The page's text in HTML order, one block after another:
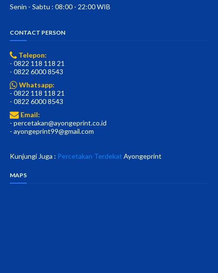
Senin - Sabtu : 08:00 - 22:00 WIB
CONTACT PERSON
Telepon:
- 0822 118 118 21
- 0822 6000 8543
Whatsapp:
- 0822 118 118 21
- 0822 6000 8543
Email:
- percetakan@ayongeprint.co.id
- ayongeprint99@gmail.com
Kunjungi Juga : Percetakan Terdekat Ayongeprint
MAPS